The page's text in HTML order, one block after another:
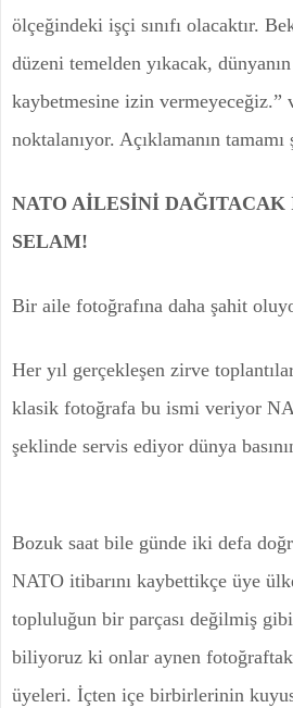
ölçeğindeki işçi sınıfı olacaktır.
düzeni temelden yıkacak,
kaybetmesine izin vermeyeceğiz.”
noktalanıyor. Açıklamanın tamamı
NATO AİLESİNİ DAĞITACAK
SELAM!
Bir aile fotoğrafına daha şahit
Her yıl gerçekleşen zirve
klasik fotoğrafa bu ismi veriyor
şeklinde servis ediyor dünya
Bozuk saat bile günde iki defa
NATO itibarını kaybettikçe üye
topluluğun bir parçası değilmiş
biliyoruz ki onlar aynen
üyeleri. İçten içe birbirlerinin